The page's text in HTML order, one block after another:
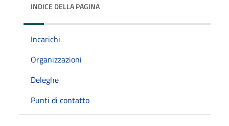
INDICE DELLA PAGINA
Incarichi
Organizzazioni
Deleghe
Punti di contatto